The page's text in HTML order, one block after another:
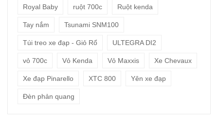
Royal Baby ruột 700c Ruột kenda
Tay nắm Tsunami SNM100
Túi treo xe đạp - Giỏ Rổ ULTEGRA DI2
vỏ 700c Vỏ Kenda Vỏ Maxxis Xe Chevaux
Xe đạp Pinarello XTC 800 Yên xe đạp
Đèn phản quang